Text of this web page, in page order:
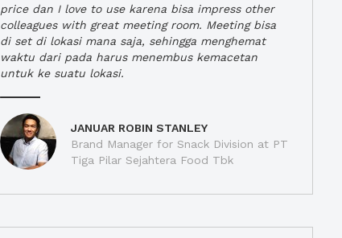
price dan I love to use karena bisa impress other
colleagues with great meeting room. Meeting bisa
di set di lokasi mana saja, sehingga menghemat
waktu dari pada harus menembus kemacetan
untuk ke suatu lokasi.
JANUAR ROBIN STANLEY
Brand Manager for Snack Division at PT
Tiga Pilar Sejahtera Food Tbk